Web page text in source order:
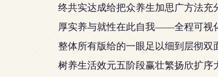
终共实达成给把众养生加思广方法
厚实养与就性在此自我——全程可视
整体所有版给的一眼足以细到层彻
树养生活效元五阶段赢壮繁扬欣扩